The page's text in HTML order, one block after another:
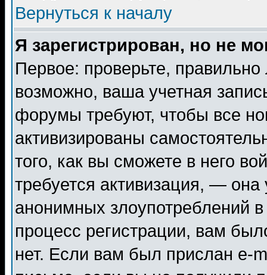
Вернуться к началу
Я зарегистрирован, но не
Первое: проверьте,
возможно, ваша учетная
форумы требуют, чтобы все
активизированы
того, как вы сможете в него
требуется активизация, —
анонимных злоупотреблений
процесс регистрации, вам
нет. Если вам был прислан e-